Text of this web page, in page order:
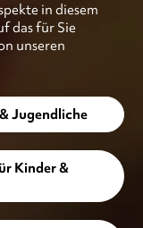
in diesem
das für Sie
unseren
Jugendliche
Kinder &